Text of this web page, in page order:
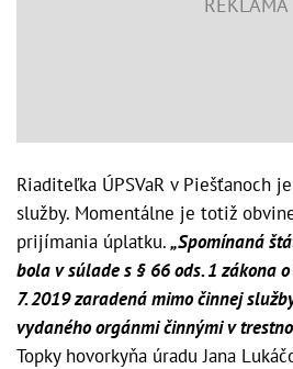
Riaditeľka ÚPSVaR v Piešťanoch
služby. Momentálne je totiž
prijímania úplatku.„Spomínaná
bola v súlade s § 66 ods. 1 zákona
7. 2019 zaradená mimo činnej
vydaného orgánmi činnými v
Topky hovorkyňa úradu Jana